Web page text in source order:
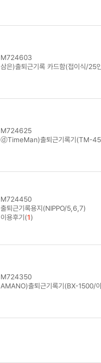
M724603
삼은)출퇴근기록 카드함(접이식/25
M724625
ⓓTimeMan)출퇴근기록기(TM-
M724450
출퇴근기록용지(NIPPO/5,6,7)
이용후기(1)
M724350
AMANO)출퇴근기록기(BX-1500/